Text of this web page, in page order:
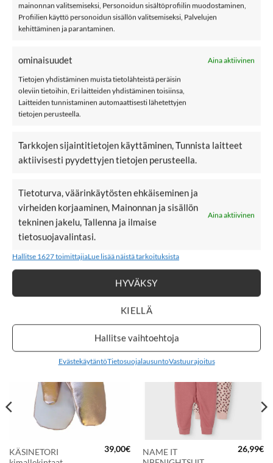
mainonnan valitsemiseksi, Personoidun sisältöprofiilin muodostaminen,
Profiilien käyttö personoidun sisällön valitsemiseksi, Palvelujen
kehittäminen ja parantaminen.
ominaisuudet Aina aktiivinen
Tietojen yhdistäminen muista tietolähteistä peräisin
oleviin tietoihin, Eri laitteiden yhdistäminen toisiinsa,
Laitteiden tunnistaminen automaattisesti lähetettyjen
tietojen perusteella.
Tarkkojen sijaintitietojen käyttäminen, Tunnista laitteet
aktiivisesti pyydettyjen tietojen perusteella.
Tietoturva, väärinkäytösten ehkäiseminen ja
virheiden korjaaminen, Mainonnan ja sisällön
tekninen jakelu, Tallenna ja ilmaise
tietosuojavalintasi.
Aina aktiivinen
Hallitse 1627 toimittajiaLue lisää näistä tarkoituksista
HYVÄKSY
KIELLÄ
Hallitse vaihtoehtoja
EvästekäytäntöTietosuojalausuntoVastuurajoitus
LISÄTIEDOT
ARVIOT (0)
Rockahula Wildflower Reppu
kiinnitys ja pikku tasku, jossa myös vetoketju. Tikkikangas,
jossa pehmustetta sisällä. Repussa säädettävät hihnat,
Repun mitat: 30 cm x 24,5 cm x 9 cm.
Block "Laukut"
LISÄÄ
KÄSINETORI
39,00€
NAME IT
26,99€